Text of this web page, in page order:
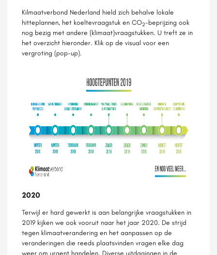
Kilmaatverbond Nederland hield zich behalve lokale
hitteplannen, het koeltevraagstuk en CO2-beprijzing ook
nog bezig met andere (klimaat)vraagstukken. U treft ze in
het overzicht hieronder. Klik op de visual voor een
vergroting (pop-up).
2020
Terwijl er hard gewerkt is aan belangrijke vraagstukken in
2019 kijken we ook vooruit naar het jaar 2020. De strijd
tegen klimaatverandering en het aanpassen op de
veranderingen die reeds plaatsvinden vragen elke dag
weer om urgent handelen. Diverse uitdagingen in de